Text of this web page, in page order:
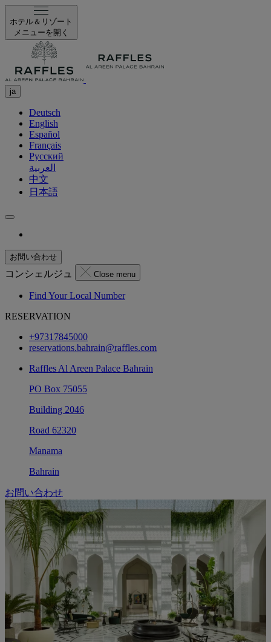
ホテル＆リゾート
メニューを開く
ja
Deutsch
English
Español
Français
Русский
العربية
中文
日本語
お問い合わせ
コンシェルジュ Close menu
Find Your Local Number
RESERVATION
+97317845000
reservations.bahrain@raffles.com
Raffles Al Areen Palace Bahrain
PO Box 75055
Building 2046
Road 62320
Manama
Bahrain
お問い合わせ